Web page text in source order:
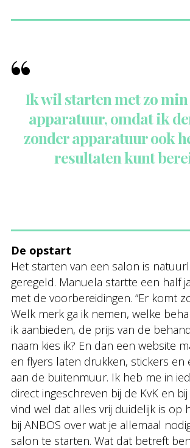
Ik wil starten met zo
apparatuur, omdat ik
zonder apparatuur ook
resultaten kunt
De opstart
Het starten van een salon is
geregeld. Manuela startte een half
met de voorbereidingen. “Er komt
Welk merk ga ik nemen, welke
ik aanbieden, de prijs van de
naam kies ik? En dan een website
en flyers laten drukken, stickers
aan de buitenmuur. Ik heb me in
direct ingeschreven bij de KvK en bij
vind wel dat alles vrij duidelijk is op
bij ANBOS over wat je allemaal
salon te starten. Wat dat betreft